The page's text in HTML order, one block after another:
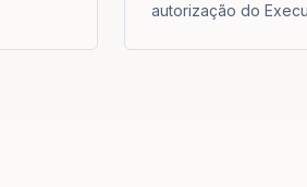
autorização do